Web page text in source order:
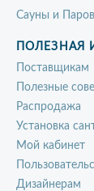
Сауны и
Поставщикам
Полезные
Распродажа
Установка
Мой кабинет
Дизайнерам